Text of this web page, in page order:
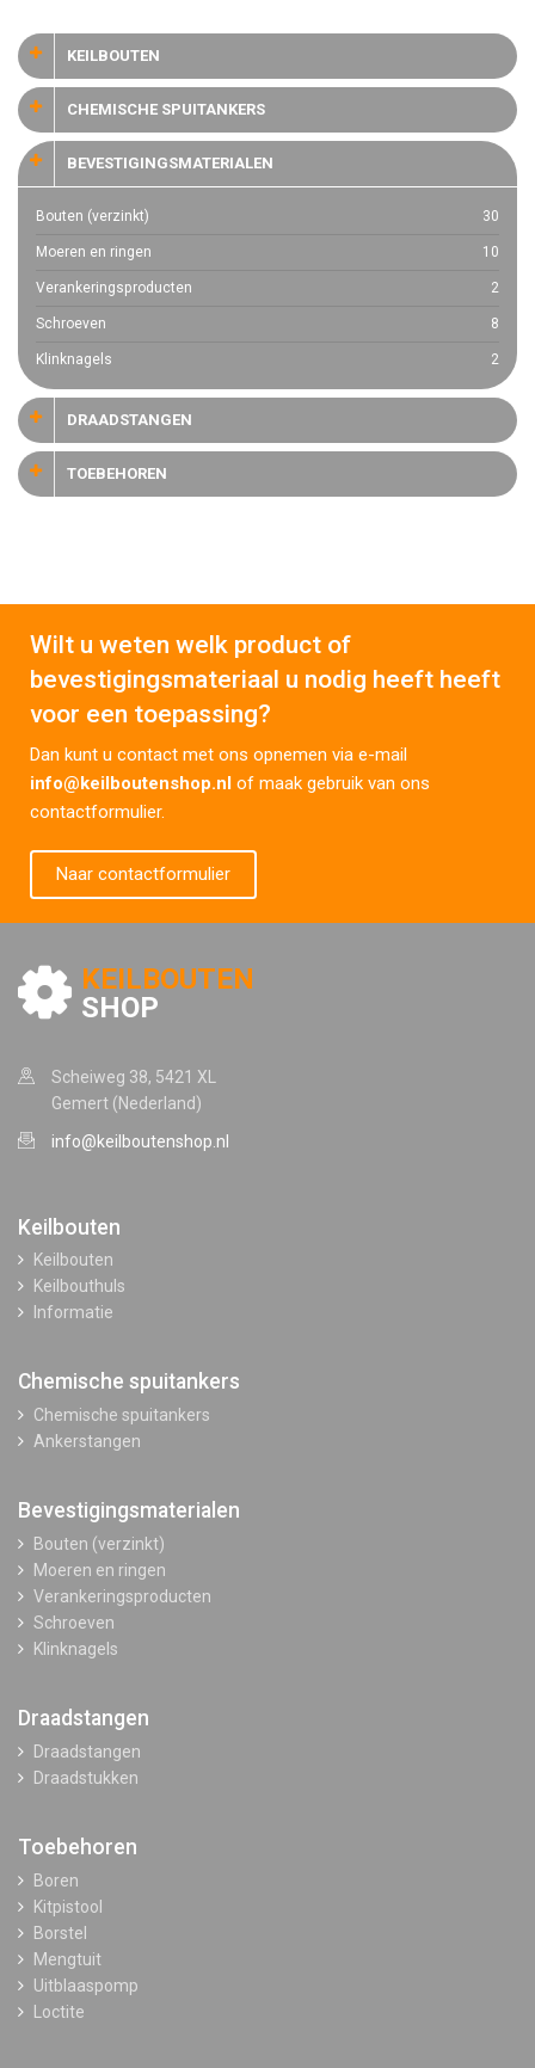
KEILBOUTEN
CHEMISCHE SPUITANKERS
BEVESTIGINGSMATERIALEN
Bouten (verzinkt) 30
Moeren en ringen 10
Verankeringsproducten 2
Schroeven 8
Klinknagels 2
DRAADSTANGEN
TOEBEHOREN
Wilt u weten welk product of
bevestigingsmateriaal u nodig heeft heeft
voor een toepassing?
Dan kunt u contact met ons opnemen via e-mail
info@keilboutenshop.nl of maak gebruik van ons
contactformulier.
Naar contactformulier
KEILBOUTEN
SHOP
Scheiweg 38, 5421 XL
Gemert (Nederland)
info@keilboutenshop.nl
Keilbouten
Keilbouten
Keilbouthuls
Informatie
Chemische spuitankers
Chemische spuitankers
Ankerstangen
Bevestigingsmaterialen
Bouten (verzinkt)
Moeren en ringen
Verankeringsproducten
Schroeven
Klinknagels
Draadstangen
Draadstangen
Draadstukken
Toebehoren
Boren
Kitpistool
Borstel
Mengtuit
Uitblaaspomp
Loctite